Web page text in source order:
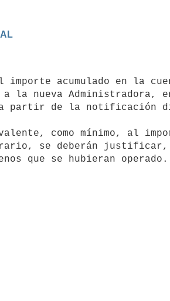
la nueva Administradora,
partir de la notificación
se deberán justificar,